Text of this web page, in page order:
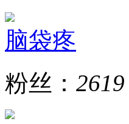
脑袋疼
粉丝： 2619